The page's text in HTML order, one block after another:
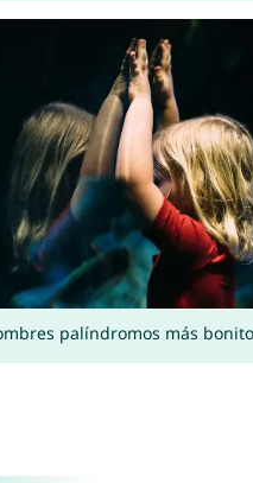
palíndromos más